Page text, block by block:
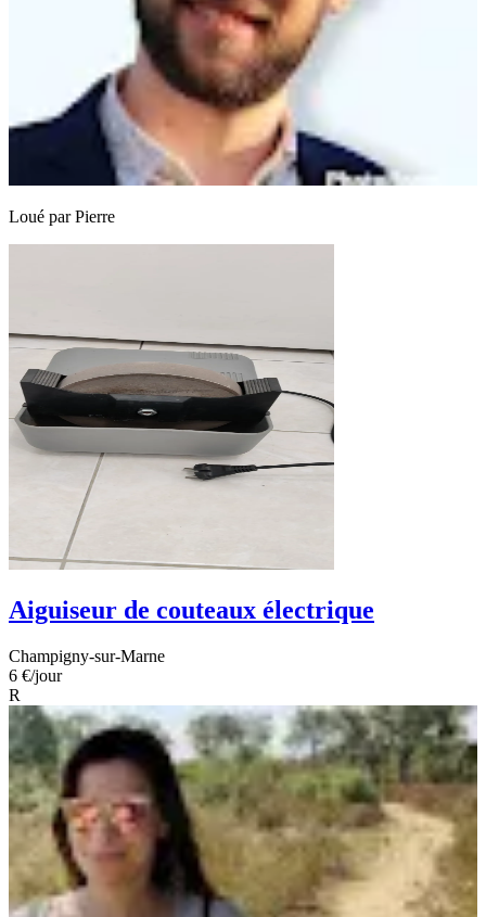
Loué parPierre
Aiguiseur de couteaux électrique
Champigny-sur-Marne
6 €/jour
R